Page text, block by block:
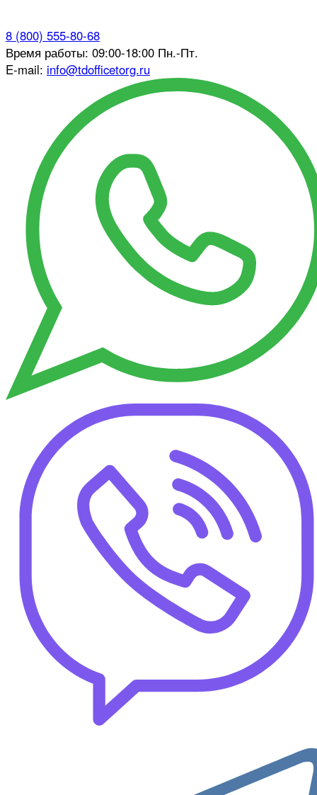
8 (800) 555-80-68
Время работы: 09:00-18:00 Пн.-Пт.
E-mail: info@tdofficetorg.ru